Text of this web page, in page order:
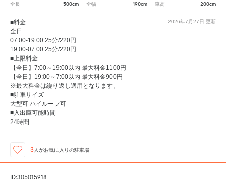
全長 500cm 全幅 190cm 車高 200cm
2026年7月27日 更新
■料金
全日
07:00-19:00 25分/220円
19:00-07:00 25分/220円
■上限料金
【全日】7:00～19:00以内 最大料金1100円
【全日】19:00～7:00以内 最大料金900円
※最大料金は繰り返し適用となります。
■駐車サイズ
大型可 ハイルーフ可
■入出庫可能時間
24時間
3人がお気に入りの駐車場
ID:305015918